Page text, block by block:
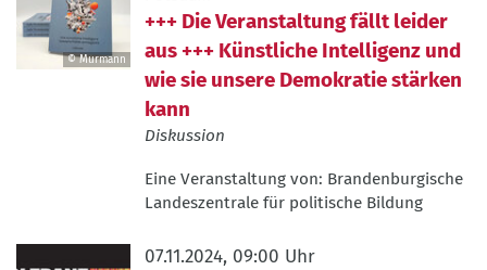
© Murmann
+++ Die Veranstaltung fällt leider
aus +++ Künstliche Intelligenz und
wie sie unsere Demokratie stärken
kann
Diskussion
Eine Veranstaltung von: Brandenburgische
Landeszentrale für politische Bildung
07.11.2024, 09:00 Uhr